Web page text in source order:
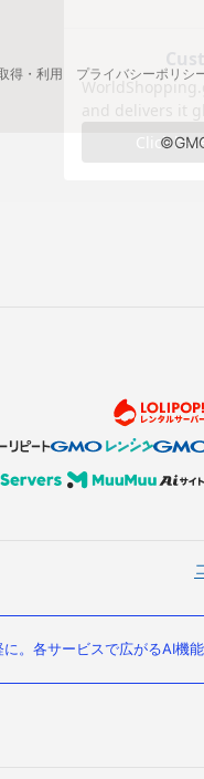
得・利用 プライバシーポリシ
。各サービスで広がるAI機